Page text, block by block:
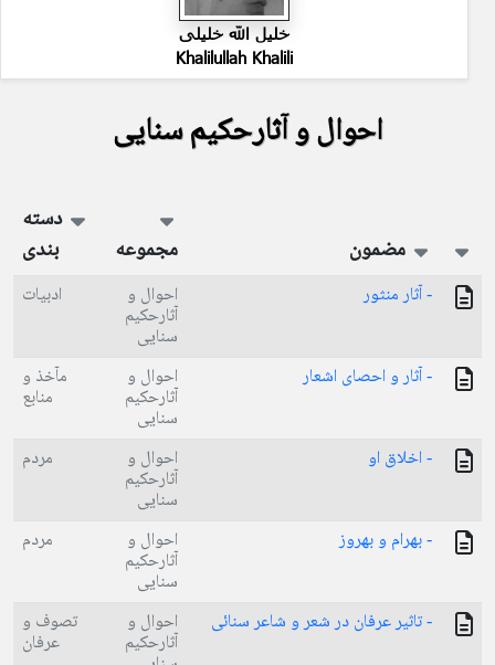
خلیل الله خلیلی
Khalilullah Khalili
احوال و آثارحکیم سنایی
مضمون مجموعه
دسته
بندی
- آثار منثور احوال و
آثارحکیم
سنایی
ادبیات
- آثار و احصای اشعار احوال و
آثارحکیم
سنایی
مآخذ و
منابع
- اخلاق او احوال و
آثارحکیم
سنایی
مردم
- بهرام و بهروز احوال و
آثارحکیم
سنایی
مردم
- تاثیر عرفان در شعر و شاعر سنائی احوال و
آثارحکیم
تصوف و
عرفان